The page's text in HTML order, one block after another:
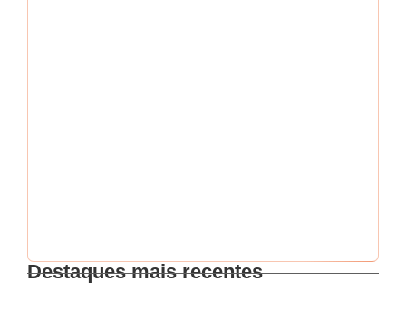
Destaques mais recentes